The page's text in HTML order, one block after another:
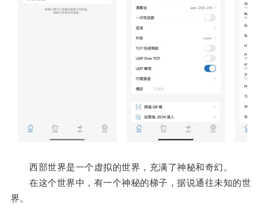
西部世界是一个虚拟的世界，充满了神秘和奇幻。
在这个世界中，有一个神秘的梯子，据说通往未知的世
界。